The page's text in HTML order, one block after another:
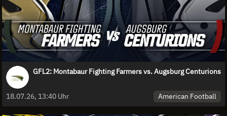
GFL2: Montabaur Fighting Farmers vs. Augsburg Centurions
18.07.26, 13:40 Uhr American Football